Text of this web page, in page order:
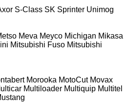
S-Class SK Sprinter Unimog
Meva Meyco Michigan Mikasa
Mitsubishi Fuso Mitsubishi
Morooka MotoCut Movax
Multiloader Multiquip Multitel